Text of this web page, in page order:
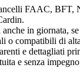
FAAC, BFT,
in giornata,
o compatibili di
e dettagliati
e senza